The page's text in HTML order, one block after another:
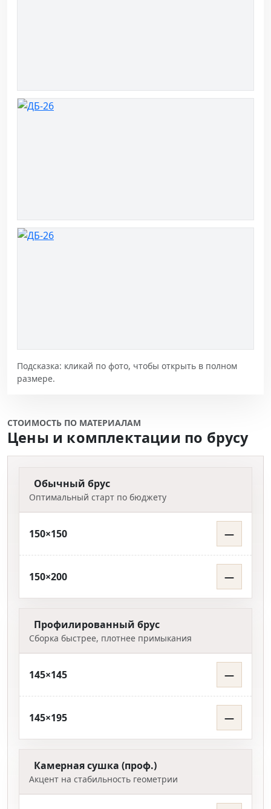
Подсказка: кликай по фото, чтобы открыть в полном
размере.
СТОИМОСТЬ ПО МАТЕРИАЛАМ
Цены и комплектации по брусу
Обычный брус
Оптимальный старт по бюджету
150×150 —
150×200 —
Профилированный брус
Сборка быстрее, плотнее примыкания
145×145 —
145×195 —
Камерная сушка (проф.)
Акцент на стабильность геометрии